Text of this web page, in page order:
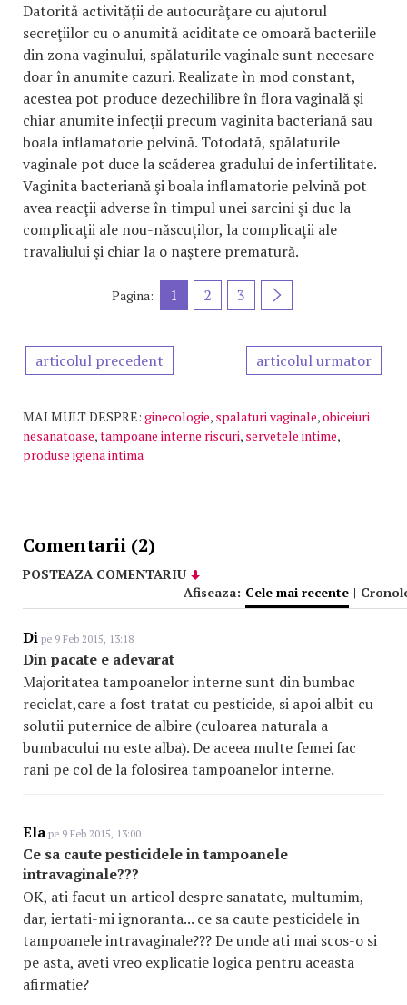
Datorită activităţii de autocurăţare cu ajutorul
secreţiilor cu o anumită aciditate ce omoară bacteriile
din zona vaginului, spălaturile vaginale sunt necesare
doar în anumite cazuri. Realizate în mod constant,
acestea pot produce dezechilibre în flora vaginală şi
chiar anumite infecţii precum vaginita bacteriană sau
boala inflamatorie pelvină. Totodată, spălaturile
vaginale pot duce la scăderea gradului de infertilitate.
Vaginita bacteriană şi boala inflamatorie pelvină pot
avea reacţii adverse în timpul unei sarcini şi duc la
complicaţii ale nou-născuţilor, la complicaţii ale
travaliului şi chiar la o naştere prematură.
Pagina: 1 2 3
articolul precedent articolul urmator
MAI MULT DESPRE: ginecologie, spalaturi vaginale,obiceiuri
nesanatoase,tampoane interne riscuri, servetele intime,
produse igiena intima
Comentarii (2)
POSTEAZA COMENTARIU
Afiseaza: Cele mai recente |
Di pe 9 Feb 2015, 13:18
Din pacate e adevarat
Majoritatea tampoanelor interne sunt din bumbac
reciclat,care a fost tratat cu pesticide, si apoi albit cu
solutii puternice de albire (culoarea naturala a
bumbacului nu este alba). De aceea multe femei fac
rani pe col de la folosirea tampoanelor interne.
Ela pe 9 Feb 2015, 13:00
Ce sa caute pesticidele in tampoanele
intravaginale???
OK, ati facut un articol despre sanatate, multumim,
dar, iertati-mi ignoranta... ce sa caute pesticidele in
tampoanele intravaginale??? De unde ati mai scos-o si
pe asta, aveti vreo explicatie logica pentru aceasta
afirmatie?